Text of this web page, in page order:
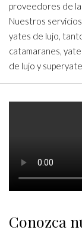
proveedores de
Nuestros
yates de lujo,
catamaranes,
de lujo y
Conozca